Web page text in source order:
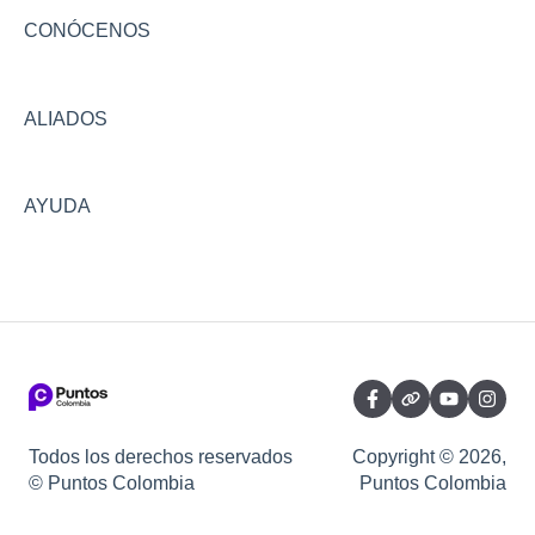
CONÓCENOS
ALIADOS
AYUDA
Todos los derechos reservados
© Puntos Colombia
Copyright © 2026,
Puntos Colombia